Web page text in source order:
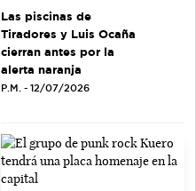
Las piscinas de
Tiradores y Luis Ocaña
cierran antes por la
alerta naranja
P.M. - 12/07/2026